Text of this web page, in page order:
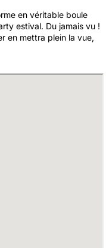
en véritable boule
estival. Du jamais vu !
en mettra plein la vue,